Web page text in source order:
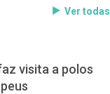
Ver todas
visita a polos